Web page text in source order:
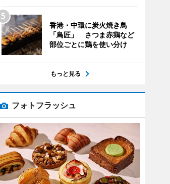
香港・中環に炭火焼き鳥
「鳥匠」 さつま赤鶏など
部位ごとに鶏を使い分け
もっと見る
フォトフラッシュ